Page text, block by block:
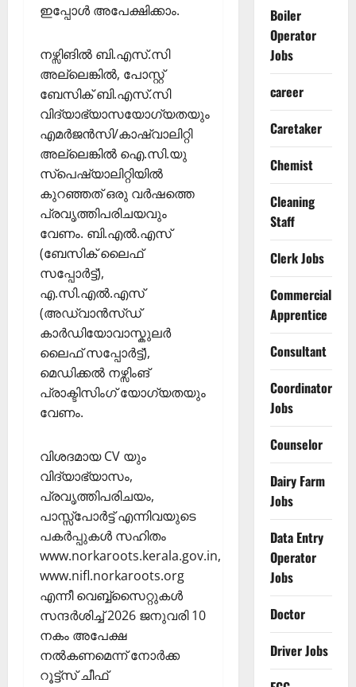
ഇപ്പോള്‍ അപേക്ഷിക്കാം.
നഴ്സിങില്‍ ബി.എസ്.സി
അല്ലെങ്കിൽ, പോസ്റ്റ്
ബേസിക് ബി.എസ്.സി
വിദ്യാഭ്യാസയോഗ്യതയും
എമര്‍ജന്‍സി/കാഷ്വാലിറ്റി
അല്ലെങ്കില്‍ ഐ.സി.യു
സ്പെഷ്യാലിറ്റിയില്‍
കുറഞ്ഞത് ഒരു വർഷത്തെ
പ്രവൃത്തിപരിചയവും
വേണം. ബി.എൽ.എസ്
(ബേസിക് ലൈഫ്
സപ്പോർട്ട്),
എ.സി.എൽ.എസ്
(അഡ്വാൻസ്ഡ്
കാർഡിയോവാസ്കുലർ
ലൈഫ് സപ്പോർട്ട്),
മെഡിക്കൽ നഴ്സിംങ്
പ്രാക്ടിസിംഗ് യോഗ്യതയും
വേണം.
വിശദമായ CV യും
വിദ്യാഭ്യാസം,
പ്രവൃത്തിപരിചയം,
പാസ്സ്പോര്‍ട്ട് എന്നിവയുടെ
പകര്‍പ്പുകൾ സഹിതം
www.norkaroots.kerala.gov.in,
www.nifl.norkaroots.org
എന്നീ വെബ്ബ്സൈറ്റുകൾ
സന്ദര്‍ശിച്ച് 2026 ജനുവരി 10
നകം അപേക്ഷ
നല്‍കണമെന്ന് നോർക്ക
റൂട്ട്സ് ചീഫ്
Boiler
Operator
Jobs
career
Caretaker
Chemist
Cleaning
Staff
Clerk Jobs
Commercial
Apprentice
Consultant
Coordinator
Jobs
Counselor
Dairy Farm
Jobs
Data Entry
Operator
Jobs
Doctor
Driver Jobs